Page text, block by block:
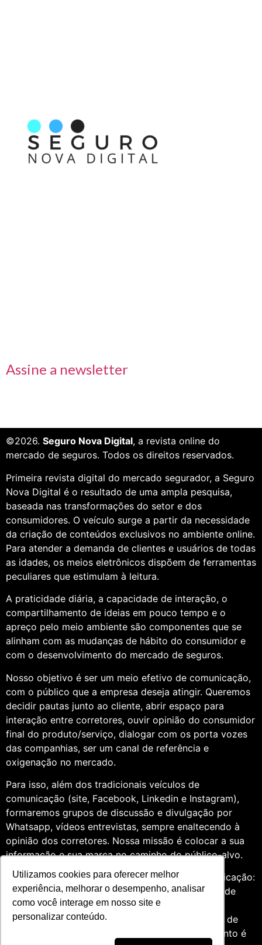
Utilizamos cookies para oferecer melhor
experiência, melhorar o desempenho, analisar
como você interage em nosso site e
personalizar conteúdo.
Assine a newsletter
©2026. Seguro Nova Digital, a revista online do
mercado de seguros. Todos os direitos reservados.
Primeira revista digital do mercado segurador, a Seguro
Nova Digital é o resultado de uma ampla pesquisa,
baseada nas transformações do setor e dos
consumidores. O veículo surge a partir da necessidade
da criação de conteúdos exclusivos no ambiente online.
Para atender a demanda de clientes e usuários de todas
as idades, os meios eletrônicos dispõem de ferramentas
peculiares que estimulam à leitura.
A praticidade diária, a capacidade de interação, o
compartilhamento de ideias em pouco tempo e o
apreço pelo meio ambiente são componentes que se
alinham com as mudanças de hábito do consumidor e
com o desenvolvimento do mercado de seguros.
Nosso objetivo é ser um meio efetivo de comunicação,
com o público que a empresa deseja atingir. Queremos
decidir pautas junto ao cliente, abrir espaço para
interação entre corretores, ouvir opinião do consumidor
final do produto/serviço, dialogar com os porta vozes
das companhias, ser um canal de referência e
oxigenação no mercado.
Para isso, além dos tradicionais veículos de
comunicação (site, Facebook, Linkedin e Instagram),
formaremos grupos de discussão e divulgação por
Whatsapp, vídeos entrevistas, sempre enaltecendo à
opinião dos corretores. Nossa missão é colocar a sua
informação e sua marca no caminho do público-alvo.
Somos profissionais formados na área de comunicação:
Jornalismo e Relações Públicas. Assim, por meio de
uma análise de quatro anos do setor de seguros,
entendemos que fazer um trabalho diversificado, de
relevância e com grande expertise para o segmento é